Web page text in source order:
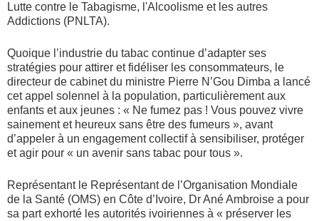
Lutte contre le Tabagisme, l'Alcoolisme et les autres
Addictions (PNLTA).
Quoique l’industrie du tabac continue d’adapter ses
stratégies pour attirer et fidéliser les consommateurs, le
directeur de cabinet du ministre Pierre N’Gou Dimba a lancé
cet appel solennel à la population, particulièrement aux
enfants et aux jeunes : « Ne fumez pas ! Vous pouvez vivre
sainement et heureux sans être des fumeurs », avant
d’appeler à un engagement collectif à sensibiliser, protéger
et agir pour « un avenir sans tabac pour tous ».
Représentant le Représentant de l’Organisation Mondiale
de la Santé (OMS) en Côte d’Ivoire, Dr Ané Ambroise a pour
sa part exhorté les autorités ivoiriennes à « préserver les